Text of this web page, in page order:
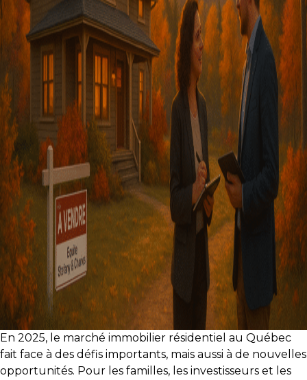
En 2025, le marché immobilier résidentiel au Québec
fait face à des défis importants, mais aussi à de nouvelles
opportunités. Pour les familles, les investisseurs et les